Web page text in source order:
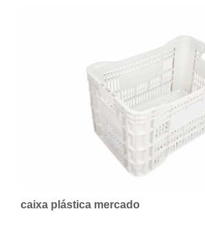
caixa plástica mercado